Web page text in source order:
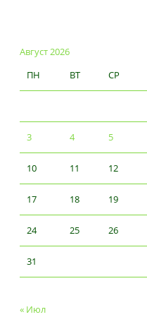
Август 2026
ПН
ВТ СР
3 4 5
10 11 12
17 18 19
24 25 26
31
« Июл